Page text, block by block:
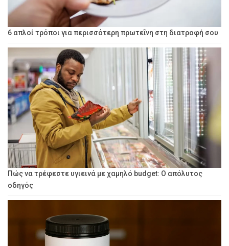
6 απλοί τρόποι για περισσότερη πρωτεΐνη στη διατροφή σου
Πώς να τρέφεστε υγιεινά με χαμηλό budget: Ο απόλυτος
οδηγός